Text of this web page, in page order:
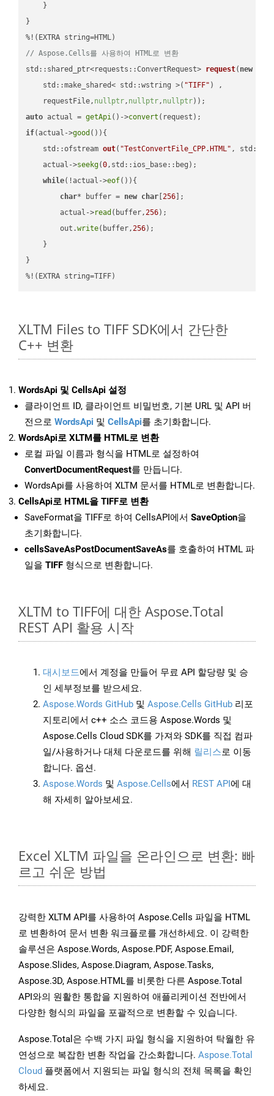
    }
}
// Aspose.Cells를 사용하여 HTML로 변환
std::shared_ptr<requests::ConvertRequest> request( new
    std::make_shared< std::wstring >(
"TIFF" ) ,
    requestFile,
nullptr, nullptr, nullptr))
auto actual = getApi()->convert
if(actual->good ()){
std::ofstream out( "TestConvertFile_CPP.HTML" ,
    actual->
seekg(0,std::ios_base::beg);
while(!actual->eof()){
char* buffer = new char [256 ];
        actual->
read (buffer,256);
        out.
write(buffer,256);
    }
}
%!(EXTRA string=TIFF)
XLTM Files to TIFF SDK에서 간단한
C++ 변환
WordsApi 및 CellsApi 설정
클라이언트 ID, 클라이언트 비밀번호, 기본 URL 및 API 버
전으로 WordsApi 및 CellsApi를 초기화합니다.
WordsApi로 XLTM를 HTML로 변환
로컬 파일 이름과 형식을 HTML로 설정하여
ConvertDocumentRequest를 만듭니다.
WordsApi를 사용하여 XLTM 문서를 HTML로 변환합니다.
CellsApi로 HTML을 TIFF로 변환
SaveFormat을 TIFF로 하여 CellsAPI에서 SaveOption을
초기화합니다.
cellsSaveAsPostDocumentSaveAs를 호출하여 HTML 파
일을 TIFF 형식으로 변환합니다.
XLTM to TIFF에 대한 Aspose.Total
REST API 활용 시작
대시보드에서 계정을 만들어 무료 API 할당량 및 승
인 세부정보를 받으세요.
Aspose.Words GitHub 및 Aspose.Cells GitHub 리포
지토리에서 c++ 소스 코드용 Aspose.Words 및
Aspose.Cells Cloud SDK를 가져와 SDK를 직접 컴파
일/사용하거나 대체 다운로드를 위해 릴리스로 이동
합니다. 옵션.
Aspose.Words 및 Aspose.Cells에서 REST API에 대
해 자세히 알아보세요.
Excel XLTM 파일을 온라인으로 변환: 빠
르고 쉬운 방법
강력한 XLTM API를 사용하여 Aspose.Cells 파일을 HTML
로 변환하여 문서 변환 워크플로를 개선하세요. 이 강력한
솔루션은 Aspose.Words, Aspose.PDF, Aspose.Email,
Aspose.Slides, Aspose.Diagram, Aspose.Tasks,
Aspose.3D, Aspose.HTML를 비롯한 다른 Aspose.Total
API와의 원활한 통합을 지원하여 애플리케이션 전반에서
다양한 형식의 파일을 포괄적으로 변환할 수 있습니다.
Aspose.Total은 수백 가지 파일 형식을 지원하여 탁월한 유
연성으로 복잡한 변환 작업을 간소화합니다. Aspose.Total
Cloud 플랫폼에서 지원되는 파일 형식의 전체 목록을 확인
하세요.